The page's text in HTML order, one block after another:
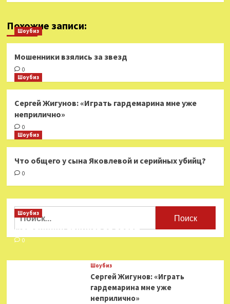
Похожие записи:
Шоубиз
Мошенники взялись за звезд
0
Шоубиз
Сергей Жигунов: «Играть гардемарина мне уже
неприлично»
0
Шоубиз
Что общего у сына Яковлевой и серийных убийц?
0
Найти:
Шоубиз
Мошенники взялись за звезд
0
Шоубиз
Сергей Жигунов: «Играть
гардемарина мне уже
неприлично»